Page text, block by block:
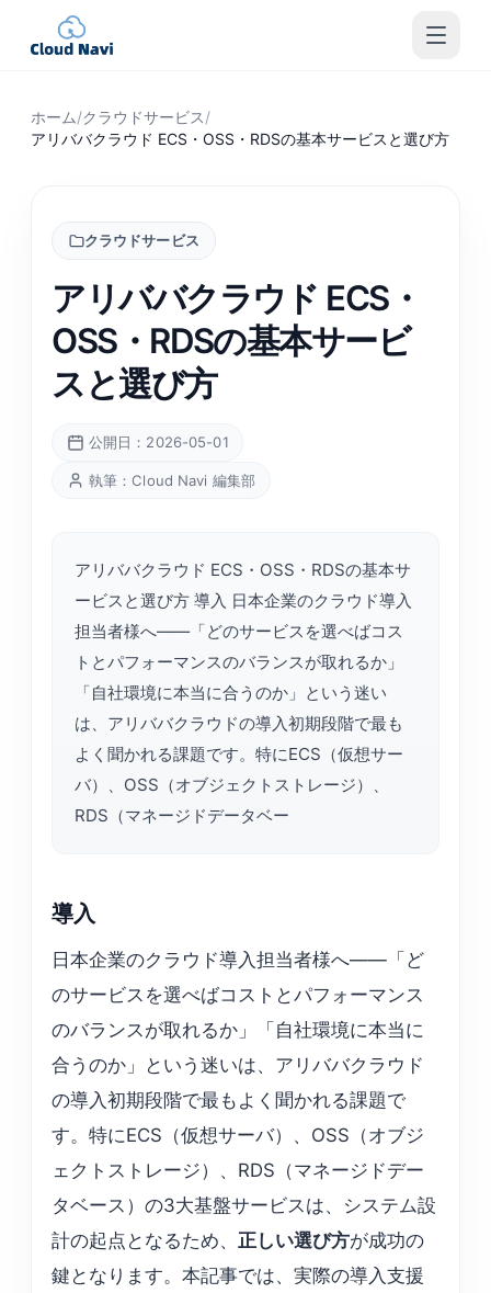
ホーム/クラウドサービス/
アリババクラウド ECS・OSS・RDSの基本サービスと選び方
クラウドサービス
アリババクラウド ECS・
OSS・RDSの基本サービ
スと選び方
公開日：2026-05-01
執筆：Cloud Navi 編集部
アリババクラウド ECS・OSS・RDSの基本サ
ービスと選び方 導入 日本企業のクラウド導入
担当者様へ——「どのサービスを選べばコス
トとパフォーマンスのバランスが取れるか」
「自社環境に本当に合うのか」という迷い
は、アリババクラウドの導入初期段階で最も
よく聞かれる課題です。特にECS（仮想サー
バ）、OSS（オブジェクトストレージ）、
RDS（マネージドデータベー
導入
日本企業のクラウド導入担当者様へ——「ど
のサービスを選べばコストとパフォーマンス
のバランスが取れるか」「自社環境に本当に
合うのか」という迷いは、アリババクラウド
の導入初期段階で最もよく聞かれる課題で
す。特にECS（仮想サーバ）、OSS（オブジ
ェクトストレージ）、RDS（マネージドデー
タベース）の3大基盤サービスは、システム設
計の起点となるため、正しい選び方が成功の
鍵となります。本記事では、実際の導入支援